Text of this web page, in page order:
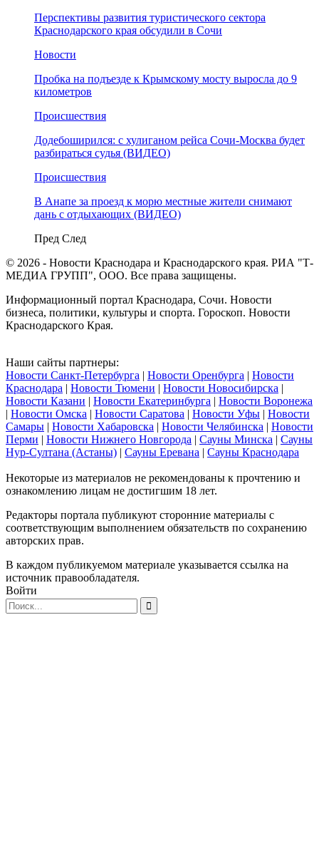
Перспективы развития туристического сектора
Краснодарского края обсудили в Сочи
Новости
Пробка на подъезде к Крымскому мосту выросла до 9
километров
Происшествия
Додебоширился: с хулиганом рейса Сочи-Москва будет
разбираться судья (ВИДЕО)
Происшествия
В Анапе за проезд к морю местные жители снимают
дань с отдыхающих (ВИДЕО)
Пред След
© 2026 - Новости Краснодара и Краснодарского края. РИА "Т-
МЕДИА ГРУПП", ООО. Все права защищены.
Информационный портал Краснодара, Сочи. Новости
бизнеса, политики, культуры и спорта. Гороскоп. Новости
Краснодарского Края.
Наши сайты партнеры:
Новости Санкт-Петербурга | Новости Оренбурга | Новости
Краснодара | Новости Тюмени | Новости Новосибирска |
Новости Казани | Новости Екатеринбурга | Новости Воронежа
| Новости Омска | Новости Саратова | Новости Уфы | Новости
Самары | Новости Хабаровска | Новости Челябинска | Новости
Перми | Новости Нижнего Новгорода | Сауны Минска | Сауны
Нур-Султана (Астаны) | Сауны Еревана | Сауны Краснодара
Некоторые из материалов не рекомендованы к прочтению и
ознакомлению лицам не достигшим 18 лет.
Редакторы портала публикуют сторонние материалы с
соответствующим выполнением обязательств по сохранению
авторских прав.
В каждом публикуемом материале указывается ссылка на
источник правообладателя.
Войти